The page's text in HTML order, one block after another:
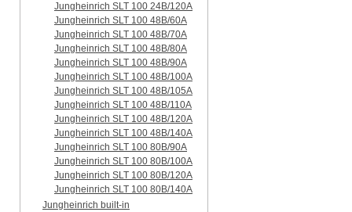
Jungheinrich SLT 100 24B/120A
Jungheinrich SLT 100 48B/60A
Jungheinrich SLT 100 48B/70A
Jungheinrich SLT 100 48B/80A
Jungheinrich SLT 100 48B/90A
Jungheinrich SLT 100 48B/100A
Jungheinrich SLT 100 48B/105A
Jungheinrich SLT 100 48B/110A
Jungheinrich SLT 100 48B/120A
Jungheinrich SLT 100 48B/140A
Jungheinrich SLT 100 80B/90A
Jungheinrich SLT 100 80B/100A
Jungheinrich SLT 100 80B/120A
Jungheinrich SLT 100 80B/140A
Jungheinrich built-in